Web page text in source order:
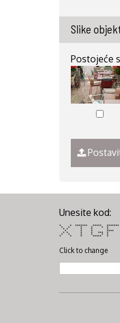
Slike
Postojeće
Unesite kod:
* * ******* *****
* * * * * *
* * * * *
* * * **** *
* * * * *** * *
* * * * * * *
* * * ***** *
Click to change